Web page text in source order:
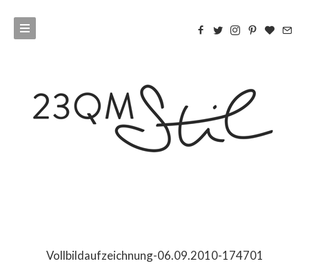
Vollbildaufzeichnung-06.09.2010-174701